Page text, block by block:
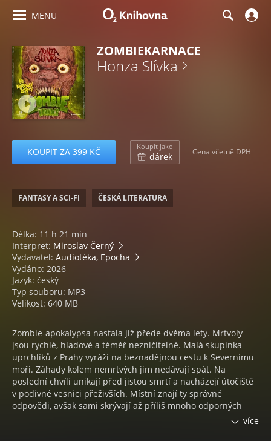
MENU
ZOMBIEKARNACE
Honza Slívka
KOUPIT ZA 399 KČ Koupit jako
dárek Cena včetně DPH
FANTASY A SCI-FI ČESKÁ LITERATURA
Délka: 11 h 21 min
Interpret: Miroslav Černý
Vydavatel: Audiotéka, Epocha
Vydáno: 2026
Jazyk: český
Typ souboru: MP3
Velikost: 640 MB
Zombie-apokalypsa nastala již přede dvěma lety. Mrtvoly
jsou rychlé, hladové a téměř nezničitelné. Malá skupinka
uprchlíků z Prahy vyráží na beznadějnou cestu k Severnímu
moři. Záhady kolem nemrtvých jim nedávají spát. Na
poslední chvíli unikají před jistou smrtí a nacházejí útočiště
v podivné vesnici přeživších. Místní znají ty správné
odpovědi, avšak sami skrývají až příliš mnoho odporných
tajemství. Kolem krouží neznámý dravec a zem rozechvívávíce